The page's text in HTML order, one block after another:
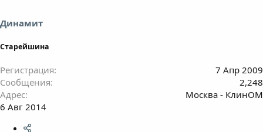
Динамит
Старейшина
Регистрация
7 Апр 2009
Сообщения
2,248
Адрес
Москва - КлинОМ
6 Авг 2014